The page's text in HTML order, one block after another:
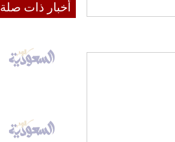
أخبار ذات صلة